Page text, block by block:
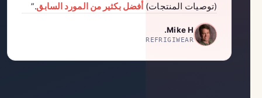
(توصيات المنتجات)أفضل بكثير من المورد السابق.”
Mike H.
REFRIGIWEAR